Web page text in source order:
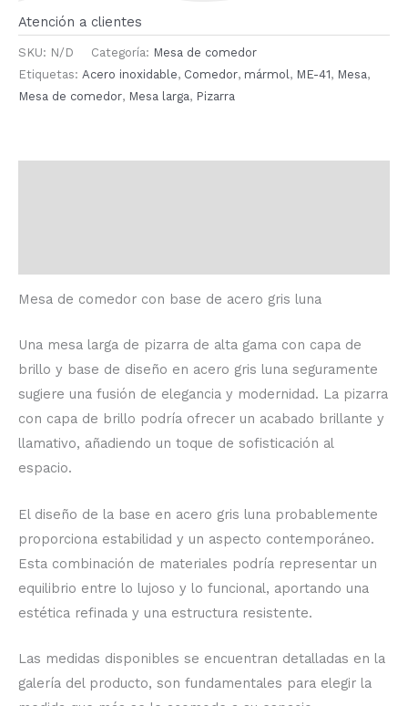
Atención a clientes
SKU: N/D Categoría: Mesa de comedor
Etiquetas: Acero inoxidable, Comedor, mármol , ME-41, Mesa,
Mesa de comedor, Mesa larga, Pizarra
Mesa de comedor con base de acero gris luna
Una mesa larga de pizarra de alta gama con capa de
brillo y base de diseño en acero gris luna seguramente
sugiere una fusión de elegancia y modernidad. La pizarra
con capa de brillo podría ofrecer un acabado brillante y
llamativo, añadiendo un toque de sofisticación al
espacio.
El diseño de la base en acero gris luna probablemente
proporciona estabilidad y un aspecto contemporáneo.
Esta combinación de materiales podría representar un
equilibrio entre lo lujoso y lo funcional, aportando una
estética refinada y una estructura resistente.
Las medidas disponibles se encuentran detalladas en la
galería del producto, son fundamentales para elegir la